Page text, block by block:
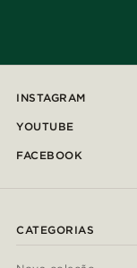
INSTAGRAM
YOUTUBE
FACEBOOK
CATEGORIAS